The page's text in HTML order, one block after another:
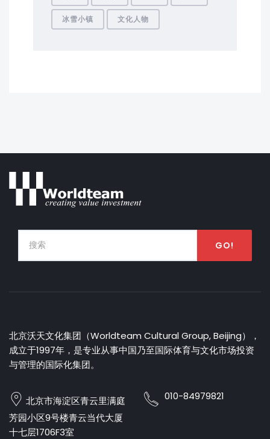
冰雪小镇 文化人物
GO!
北京沃天文化集团（Worldteam Cultural Group, Beijing），
成立于1997年，是专业从事中国乃至国际体育与文化市场投资
与管理的国际化集团。
北京市海淀区青云里满庭
芳园小区9号楼青云当代大厦
十七层1706F3室
010-84979821